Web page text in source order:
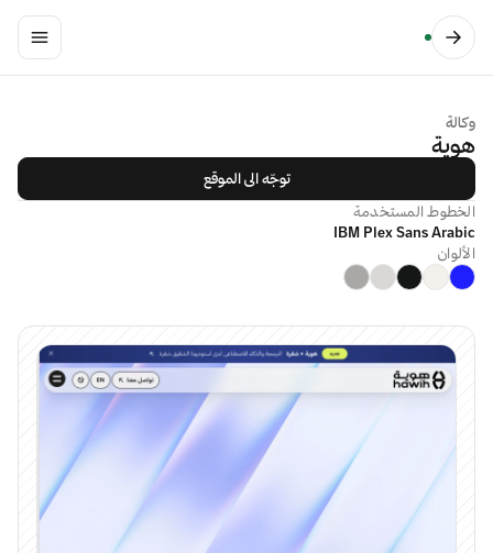
وكالة
هوية
توجّه الى الموقع
الخطوط المستخدمة
IBM Plex Sans Arabic
الألوان